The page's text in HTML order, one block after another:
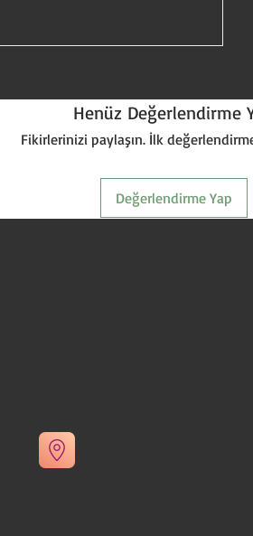
Henüz Değerlendirme
Fikirlerinizi paylaşın. İlk
Değerlendirme Yap